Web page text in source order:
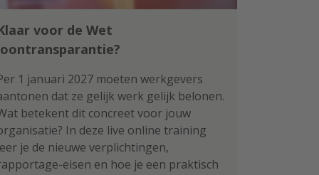
voor de Wet
1 januari 2027 moeten werkgevers
dat ze gelijk werk gelijk belonen.
betekent dit concreet voor jouw
In deze live online training
je de nieuwe verplichtingen,
eisen en hoe je een praktisch